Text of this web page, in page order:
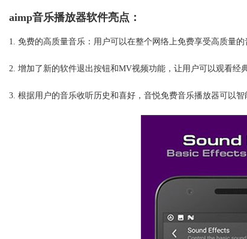
aimp音乐播放器软件亮点：
1. 免费的高质量音乐：用户可以在整个网络上免费享受高质量
2. 增加了新的软件退出按钮和MV视频功能，让用户可以观看经
3. 根据用户的音乐收听历史和喜好，音悦免费音乐播放器可以智